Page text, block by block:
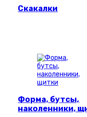
Скакалки
Форма, бутсы,
наколенники,